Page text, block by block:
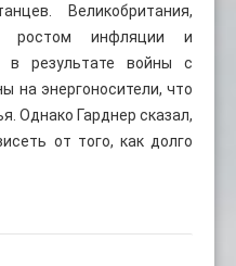
Великобритания,
ростом инфляции и
в результате войны с
на энергоносители, что
Однако Гарднер сказал,
от того, как долго